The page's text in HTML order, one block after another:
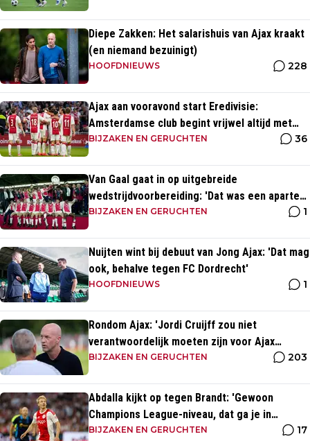
Diepe Zakken: Het salarishuis van Ajax kraakt
(en niemand bezuinigt)
HOOFDNIEUWS 228
Ajax aan vooravond start Eredivisie:
Amsterdamse club begint vrijwel altijd met
zege
BIJZAKEN EN GERUCHTEN 36
Van Gaal gaat in op uitgebreide
wedstrijdvoorbereiding: 'Dat was een aparte
discipline, een ritme'
BIJZAKEN EN GERUCHTEN 1
Nuijten wint bij debuut van Jong Ajax: 'Dat mag
ook, behalve tegen FC Dordrecht'
HOOFDNIEUWS 1
Rondom Ajax: 'Jordi Cruijff zou niet
verantwoordelijk moeten zijn voor Ajax
Vrouwen'
BIJZAKEN EN GERUCHTEN 203
Abdalla kijkt op tegen Brandt: 'Gewoon
Champions League-niveau, dat ga je in
wedstrijden ook zien'
BIJZAKEN EN GERUCHTEN 17